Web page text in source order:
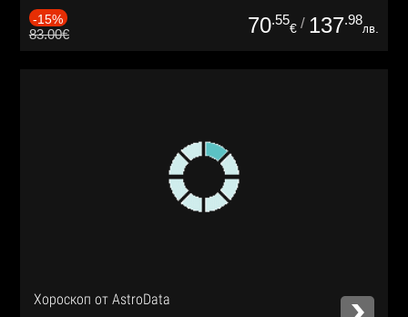
-15%
83.00€ 70.55
€ / 137.98
лв.
Хороскоп от AstroData